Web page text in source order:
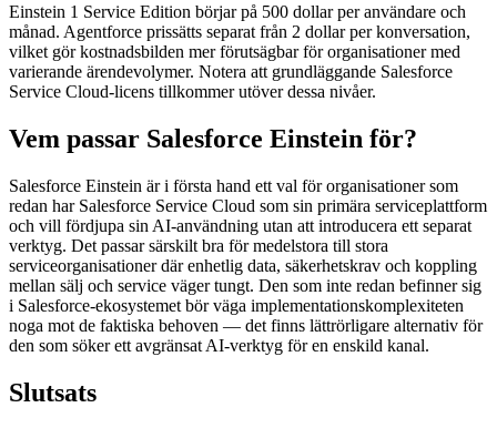
Einstein 1 Service Edition börjar på 500 dollar per användare och
månad. Agentforce prissätts separat från 2 dollar per konversation,
vilket gör kostnadsbilden mer förutsägbar för organisationer med
varierande ärendevolymer. Notera att grundläggande Salesforce
Service Cloud-licens tillkommer utöver dessa nivåer.
Vem passar Salesforce Einstein för?
Salesforce Einstein är i första hand ett val för organisationer som
redan har Salesforce Service Cloud som sin primära serviceplattform
och vill fördjupa sin AI-användning utan att introducera ett separat
verktyg. Det passar särskilt bra för medelstora till stora
serviceorganisationer där enhetlig data, säkerhetskrav och koppling
mellan sälj och service väger tungt. Den som inte redan befinner sig
i Salesforce-ekosystemet bör väga implementationskomplexiteten
noga mot de faktiska behoven — det finns lättrörligare alternativ för
den som söker ett avgränsat AI-verktyg för en enskild kanal.
Slutsats